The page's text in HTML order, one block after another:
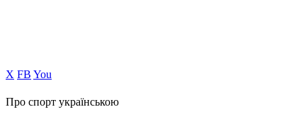
Х FB You
Про спорт українською